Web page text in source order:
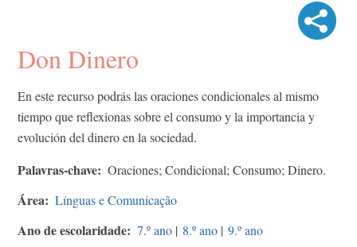
Don Dinero
En este recurso podrás las oraciones condicionales al mismo
tiempo que reflexionas sobre el consumo y la importancia y
evolución del dinero en la sociedad.
Palavras-chave Oraciones; Condicional; Consumo; Dinero.
Área Línguas e Comunicação
Ano de escolaridade 7.º ano | 8.º ano | 9.º ano